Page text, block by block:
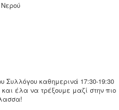
Συλλόγου καθημερινά 17:30-19:30
έλα να τρέξουμε μαζί στην πιο